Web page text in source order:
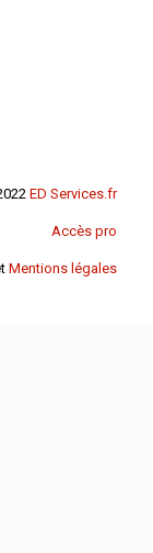
ED Services.fr
Accès pro
Mentions légales